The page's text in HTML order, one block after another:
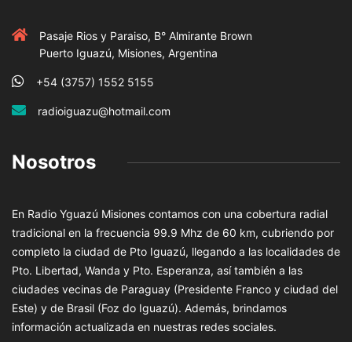
Pasaje Rios y Paraiso, B° Almirante Brown
Puerto Iguazú, Misiones, Argentina
+54 (3757) 1552 5155
radioiguazu@hotmail.com
Nosotros
En Radio Yguazú Misiones contamos con una cobertura radial
tradicional en la frecuencia 99.9 Mhz de 60 km, cubriendo por
completo la ciudad de Pto Iguazú, llegando a las localidades de
Pto. Libertad, Wanda y Pto. Esperanza, así también a las
ciudades vecinas de Paraguay (Presidente Franco y ciudad del
Este) y de Brasil (Foz do Iguazú). Además, brindamos
información actualizada en nuestras redes sociales.